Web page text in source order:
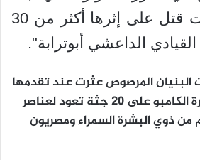
7 كلم شرق سرت قتل على إثرها أكثر من 30
الداعشي أبوترابة".
البنيان المرصوص عثرت عند تقدمها
باتجاة محور حي المنارة الكامبو على 20 جثة تعود لعناصر
ذوي البشرة السمراء ومصريون